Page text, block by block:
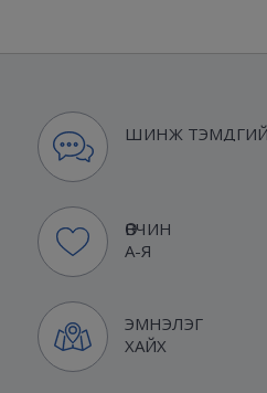
ШИНЖ
ӨВЧИН
А-Я
ЭМНЭЛЭГ
ХАЙХ